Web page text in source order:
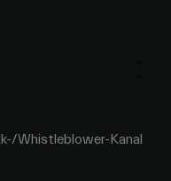
Whistleblower-Kanal